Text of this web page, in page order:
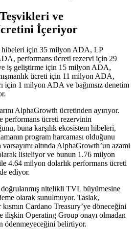
ve
İçeriyor
hibeleri için 35 milyon ADA, LP
performans ücreti rezervi için 29
iş geliştirme için 15 milyon ADA,
ücreti için 11 milyon ADA,
için 1 milyon ADA ve bağımsız denetim
AlphaGrowth ücretinden ayırıyor.
performans ücreti rezervinin
buna karşılık ekosistem hibeleri,
program harcaması olduğunu
altında AlphaGrowth’un azami
listeliyor ve bunun 1.76 milyon
4.64 milyon dolarlık performans ücreti
ediyor.
nitelikli TVL büyümesine
olarak sunulmuyor. Taslak,
Cardano Treasury’ye döneceğini
ilişkin Operating Group onayı olmadan
ödenmeyeceğini belirtiyor.